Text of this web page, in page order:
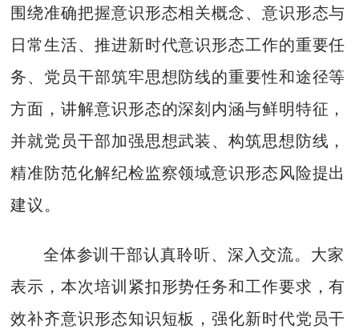
围绕准确把握意识形态相关概念、意识形态与
日常生活、推进新时代意识形态工作的重要任
务、党员干部筑牢思想防线的重要性和途径等
方面，讲解意识形态的深刻内涵与鲜明特征，
并就党员干部加强思想武装、构筑思想防线，
精准防范化解纪检监察领域意识形态风险提出
建议。
全体参训干部认真聆听、深入交流。大家
表示，本次培训紧扣形势任务和工作要求，有
效补齐意识形态知识短板，强化新时代党员干